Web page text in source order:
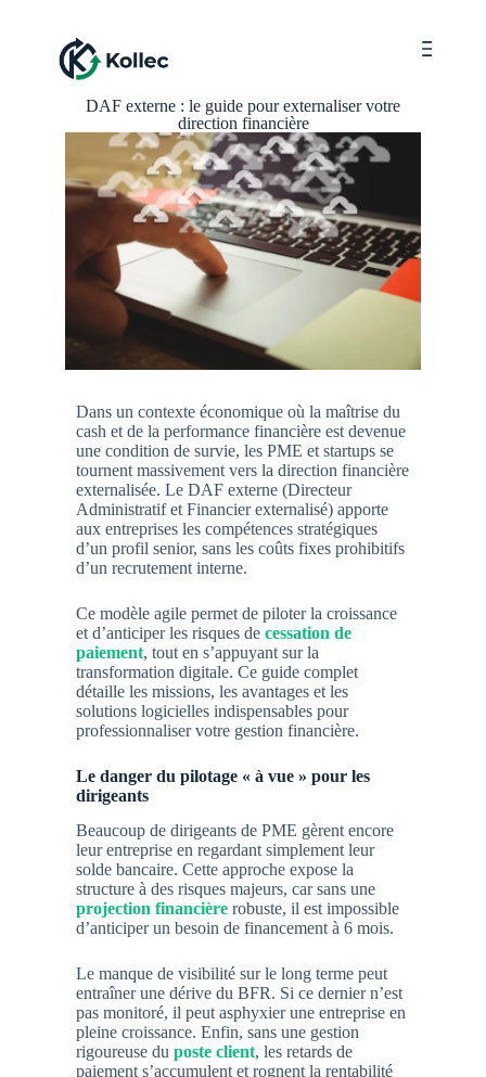
DAF externe : le guide pour externaliser votre
direction financière
Dans un contexte économique où la maîtrise du
cash et de la performance financière est devenue
une condition de survie, les PME et startups se
tournent massivement vers la direction financière
externalisée. Le DAF externe (Directeur
Administratif et Financier externalisé) apporte
aux entreprises les compétences stratégiques
d’un profil senior, sans les coûts fixes prohibitifs
d’un recrutement interne.
Ce modèle agile permet de piloter la croissance
et d’anticiper les risques de cessation de
paiement, tout en s’appuyant sur la
transformation digitale. Ce guide complet
détaille les missions, les avantages et les
solutions logicielles indispensables pour
professionnaliser votre gestion financière.
Le danger du pilotage « à vue » pour les
dirigeants
Beaucoup de dirigeants de PME gèrent encore
leur entreprise en regardant simplement leur
solde bancaire. Cette approche expose la
structure à des risques majeurs, car sans une
projection financière robuste, il est impossible
d’anticiper un besoin de financement à 6 mois.
Le manque de visibilité sur le long terme peut
entraîner une dérive du BFR. Si ce dernier n’est
pas monitoré, il peut asphyxier une entreprise en
pleine croissance. Enfin, sans une gestion
rigoureuse du poste client, les retards de
paiement s’accumulent et rognent la rentabilité